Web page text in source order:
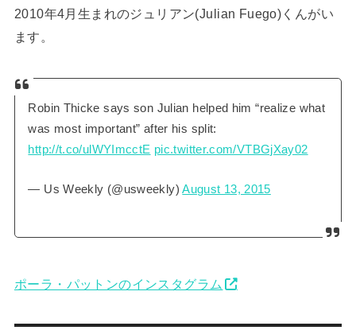
2010年4月生まれのジュリアン(Julian Fuego)くんがい
ます。
Robin Thicke says son Julian helped him “realize what
was most important” after his split:
http://t.co/ulWYImcctE pic.twitter.com/VTBGjXay02
— Us Weekly (@usweekly)August 13, 2015
ポーラ・パットンのインスタグラム